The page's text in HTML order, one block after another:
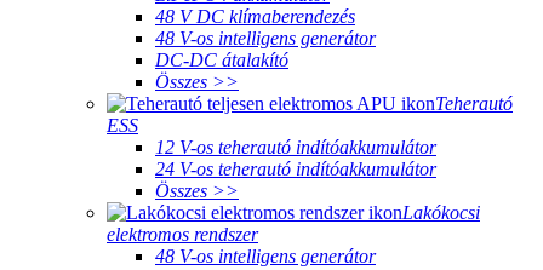
48 V DC klímaberendezés
48 V-os intelligens generátor
DC-DC átalakító
Összes >>
Teherautó
ESS
12 V-os teherautó indítóakkumulátor
24 V-os teherautó indítóakkumulátor
Összes >>
Lakókocsi
elektromos rendszer
48 V-os intelligens generátor